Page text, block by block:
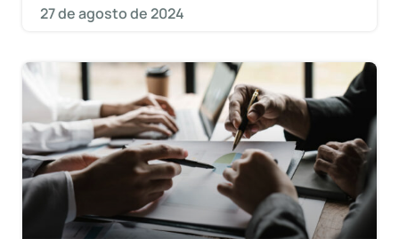
27 de agosto de 2024